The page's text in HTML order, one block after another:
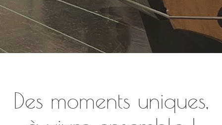
Des moments uniques,